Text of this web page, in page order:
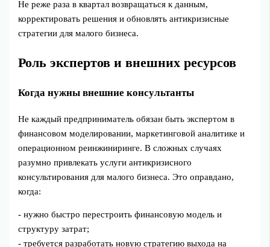
Не реже раза в квартал возвращаться к данным,
корректировать решения и обновлять антикризисные
стратегии для малого бизнеса.
Роль экспертов и внешних ресурсов
Когда нужны внешние консультанты
Не каждый предприниматель обязан быть экспертом в
финансовом моделировании, маркетинговой аналитике и
операционном реинжиниринге. В сложных случаях
разумно привлекать услуги антикризисного
консультирования для малого бизнеса. Это оправдано,
когда:
- нужно быстро перестроить финансовую модель и
структуру затрат;
- требуется разработать новую стратегию выхода на